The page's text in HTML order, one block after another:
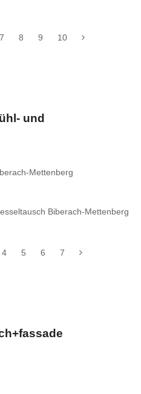
7 8 9 10
und
Mettenberg
Biberach-Mettenberg
4 5 6 7